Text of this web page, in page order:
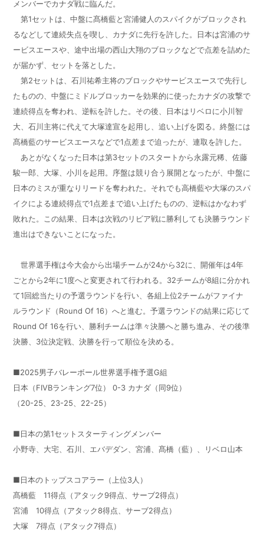
メンバーでカナダ戦に臨んだ。
第1セットは、中盤に髙橋藍と宮浦健人のスパイクがブロックされ
るなどして連続失点を喫し、カナダに先行を許した。日本は宮浦のサ
ービスエースや、途中出場の西山大翔のブロックなどで点差を詰めた
が届かず、セットを落とした。
第2セットは、石川祐希主将のブロックやサービスエースで先行し
たものの、中盤にミドルブロッカーを効果的に使ったカナダの攻撃で
連続得点を奪われ、逆転を許した。その後、日本はリベロに小川智
大、石川主将に代えて大塚達宣を起用し、追い上げを図る。終盤には
髙橋藍のサービスエースなどで1点差まで迫ったが、連取を許した。
あとがなくなった日本は第3セットのスタートから永露元稀、佐藤
駿一郎、大塚、小川を起用。序盤は競り合う展開となったが、中盤に
日本のミスが重なりリードを奪われた。それでも高橋藍や大塚のスパ
イクによる連続得点で1点差まで追い上げたものの、逆転はかなわず
敗れた。この結果、日本は次戦のリビア戦に勝利しても決勝ラウンド
進出はできないことになった。
世界選手権は今大会から出場チームが24から32に、開催年は4年
ごとから2年に1度へと変更されて行われる。32チームが8組に分かれ
て1回総当たりの予選ラウンドを行い、各組上位2チームがファイナ
ルラウンド（Round Of 16）へと進む。予選ラウンドの結果に応じて
Round Of 16を行い、勝利チームは準々決勝へと勝ち進み、その後準
決勝、3位決定戦、決勝を行って順位を決める。
■2025男子バレーボール世界選手権予選G組
日本（FIVBランキング7位） 0-3 カナダ（同9位）
（20-25、23-25、22-25）
■日本の第1セットスターティングメンバー
小野寺、大宅、石川、エバデダン、宮浦、髙橋（藍）、リベロ山本
■日本のトップスコアラー（上位3人）
髙橋藍 11得点（アタック9得点、サーブ2得点）
宮浦 10得点（アタック8得点、サーブ2得点）
大塚 7得点（アタック7得点）